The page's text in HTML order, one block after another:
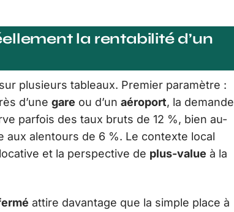
la rentabilité d’un
plusieurs tableaux. Premier paramètre :
d’une gare ou d’un aéroport, la demande
parfois des taux bruts de 12 %, bien au-
aux alentours de 6 %. Le contexte local
et la perspective de plus-value à la
attire davantage que la simple place à